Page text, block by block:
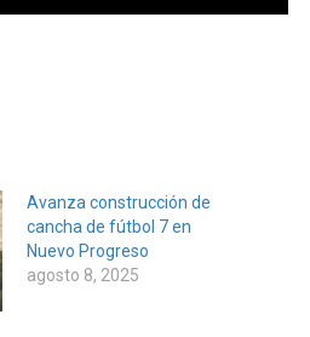
Avanza construcción de
cancha de fútbol 7 en
Nuevo Progreso
agosto 8, 2025